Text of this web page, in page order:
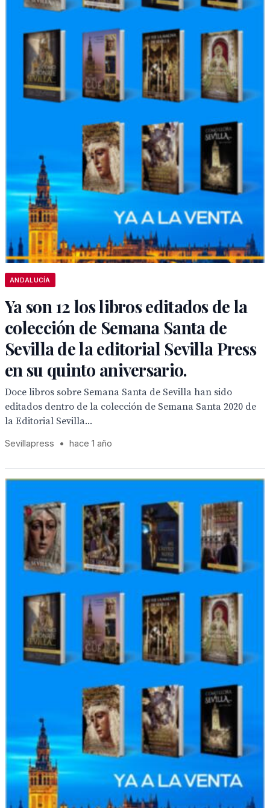
ANDALUCÍA
Ya son 12 los libros editados de la
colección de Semana Santa de
Sevilla de la editorial Sevilla Press
en su quinto aniversario.
Doce libros sobre Semana Santa de Sevilla han sido
editados dentro de la colección de Semana Santa 2020 de
la Editorial Sevilla...
Sevillapress • hace 1 año